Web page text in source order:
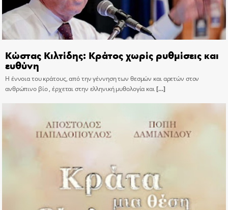
Κώστας Κιλτίδης: Κράτος χωρίς ρυθμίσεις και
ευθύνη
Η έννοια του κράτους, από την γέννηση των θεσμών και αρετών στον
ανθρώπινο βίο , έρχεται στην ελληνική μυθολογία και[…]